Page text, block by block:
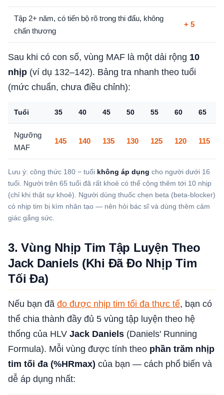
Tập 2+ năm, có tiến bộ rõ trong thi đấu, không
chấn thương
+ 5
Sau khi có con số, vùng MAF là một dải rộng 10
nhịp (ví dụ 132–142). Bảng tra nhanh theo tuổi
(mức chuẩn, chưa điều chỉnh):
Tuổi 35 40 45 50 55 60 65
Ngưỡng
MAF
145 140 135 130 125 120 115
Lưu ý: công thức 180 − tuổi không áp dụng cho người dưới 16
tuổi. Người trên 65 tuổi đã rất khoẻ có thể cộng thêm tới 10 nhịp
(chỉ khi thật sự khoẻ). Người dùng thuốc chẹn beta (beta-blocker)
có nhịp tim bị kìm nhân tạo — nên hỏi bác sĩ và dùng thêm cảm
giác gắng sức.
3. Vùng Nhịp Tim Tập Luyện Theo
Jack Daniels (Khi Đã Đo Nhịp Tim
Tối Đa)
Nếu bạn đã đo được nhịp tim tối đa thực tế, bạn có
thể chia thành đầy đủ 5 vùng tập luyện theo hệ
thống của HLV Jack Daniels (Daniels' Running
Formula). Mỗi vùng được tính theo phần trăm nhịp
tim tối đa (%HRmax) của bạn — cách phổ biến và
dễ áp dụng nhất: